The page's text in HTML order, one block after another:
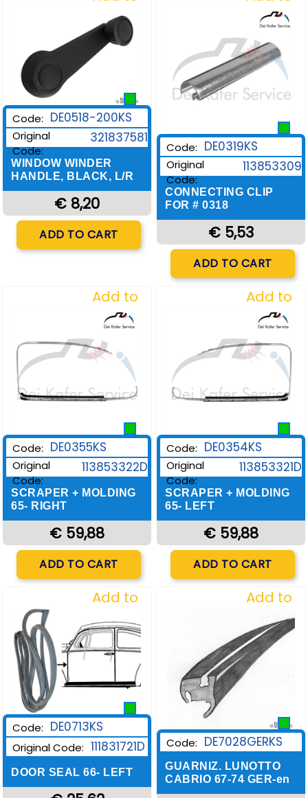
Wishlist
Code: DE0518-200KS
Original
Code:
321837581
WINDOW WINDER
HANDLE, BLACK, L/R
€ 8,20
Quantity
ADD TO CART
Wishlist
Code: DE0319KS
Original
Code:
113853309
CONNECTING CLIP
FOR # 0318
€ 5,53
ADD TO CART
Add to
Wishlist
Code: DE0355KS
Original
Code:
113853322D
SCRAPER + MOLDING
65- RIGHT
€ 59,88
ADD TO CART
Add to
Wishlist
Code: DE0354KS
Original
Code:
113853321D
SCRAPER + MOLDING
65- LEFT
€ 59,88
ADD TO CART
Add to
Wishlist
Code: DE0713KS
Original Code: 111831721D
DOOR SEAL 66- LEFT
Add to
Wishlist
Code: DE7028GERKS
GUARNIZ. LUNOTTO
CABRIO 67-74 GER-en